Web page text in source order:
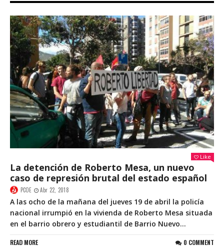
Like
La detención de Roberto Mesa, un nuevo
caso de represión brutal del estado español
PCOE Abr 22, 2018
A las ocho de la mañana del jueves 19 de abril la policía
nacional irrumpió en la vivienda de Roberto Mesa situada
en el barrio obrero y estudiantil de Barrio Nuevo...
READ MORE 0 COMMENT